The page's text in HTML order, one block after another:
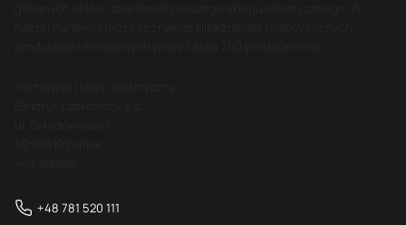
+48 781 520 111